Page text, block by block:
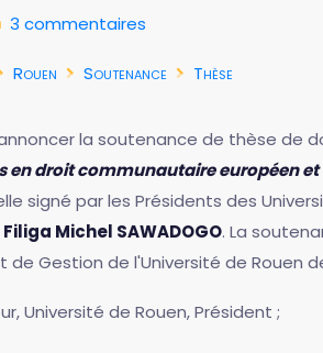
3 commentaires
Rouen Soutenance Thèse
la soutenance de thèse de
droit communautaire européen et
signé par les Présidents des
Filiga Michel SAWADOGO. La
Gestion de l'Université de Rouen
Université de Rouen, Président ;